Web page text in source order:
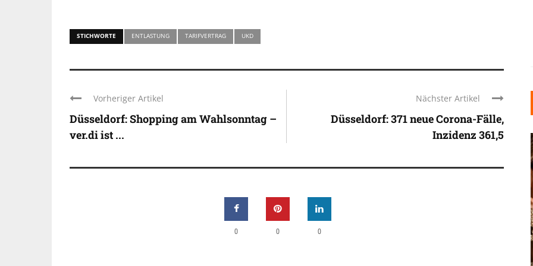
STICHWORTE ENTLASTUNG TARIFVERTRAG UKD
Vorheriger Artikel
Düsseldorf: Shopping am Wahlsonntag –
ver.di ist ...
Nächster Artikel
Düsseldorf: 371 neue Corona-Fälle,
Inzidenz 361,5
0 0 0
INDUSTRIELLER CHIC: WIE
KUNSTSTOFFFENSTER DEN